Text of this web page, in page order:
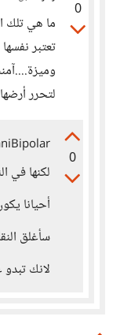
0
ما هي تلك
تعتبر
لتحرر
0
لكنها في
أحيانا
سأغلق
لانك